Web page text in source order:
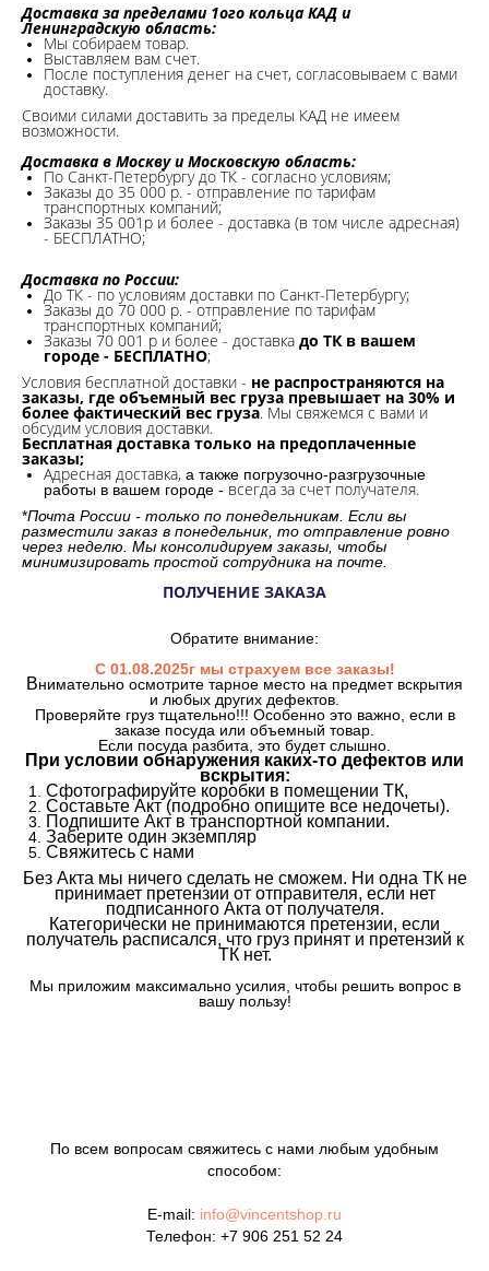
Доставка за пределами 1ого кольца КАД и
Ленинградскую область:
Мы собираем товар.
Выставляем вам счет.
После поступления денег на счет, согласовываем с вами
доставку.
Своими силами доставить за пределы КАД не имеем
возможности.​
Доставка в Москву и Московскую область:
По Санкт-Петербургу до ТК - согласно условиям;
Заказы до 35 000 р. - отправление по тарифам
транспортных компаний;
Заказы 35 001р и более - доставка (в том числе адресная)
- БЕСПЛАТНО;
Доставка по России:
До ТК - по условиям доставки по Санкт-Петербургу;
Заказы до 70 000 р. - отправление по тарифам
транспортных компаний;
Заказы 70 001 р и более - доставка до ТК в вашем
городе - БЕСПЛАТНО;
Условия бесплатной доставки - не распространяются на
заказы, где объемный вес груза превышает на 30% и
более фактический вес груза. Мы свяжемся с вами и
обсудим условия доставки.
Бесплатная доставка только на предоплаченные
заказы;
Адресная доставка, а также погрузочно-разгрузочные
работы в вашем городе - всегда за счет получателя.
*Почта России - только по понедельникам. Если вы
разместили заказ в понедельник, то отправление ровно
через неделю. Мы консолидируем заказы, чтобы
минимизировать простой сотрудника на почте.
ПОЛУЧЕНИЕ ЗАКАЗА
Обратите внимание:
С 01.08.2025г мы страхуем все заказы!
Внимательно осмотрите тарное место на предмет вскрытия
и любых других дефектов.
Проверяйте груз тщательно!!! Особенно это важно, если в
заказе посуда или объемный товар.
Если посуда разбита, это будет слышно.
При условии обнаружения каких-то дефектов или
вскрытия:
Сфотографируйте коробки в помещении ТК,
Составьте Акт (подробно опишите все недочеты).
Подпишите Акт в транспортной компании.
Заберите один экземпляр
Свяжитесь с нами
Без Акта мы ничего сделать не сможем. Ни одна ТК не
принимает претензии от отправителя, если нет
подписанного Акта от получателя.
Категорически не принимаются претензии, если
получатель расписался, что груз принят и претензий к
ТК нет.
Мы приложим максимально усилия, чтобы решить вопрос в
вашу пользу!
По всем вопросам свяжитесь с нами любым удобным
способом:
E-mail: info@vincentshop.ru
Телефон: +7 906 251 52 24